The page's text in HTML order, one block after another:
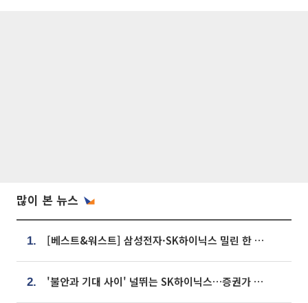
많이 본 뉴스
1. [베스트&워스트] 삼성전자·SK하이닉스 밀린 한 주…상상인증권은 85% 급등
2. '불안과 기대 사이' 널뛰는 SK하이닉스…증권가 "HBM4·LTA 기반 펀터멘털 견고"